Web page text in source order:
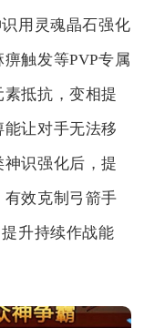
用灵魂晶石强化
触发等PVP专属
抵抗，变相提
让对手无法移
识强化后，提
效克制弓箭手
升持续作战能